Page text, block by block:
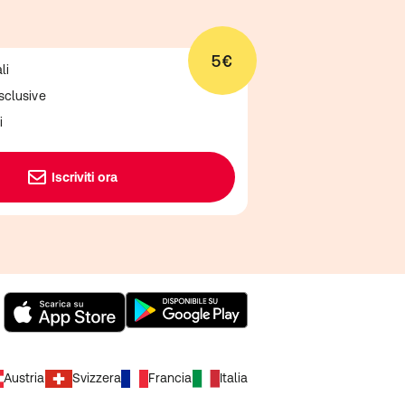
5€
Iscriviti ora
Austria Svizzera Francia Italia